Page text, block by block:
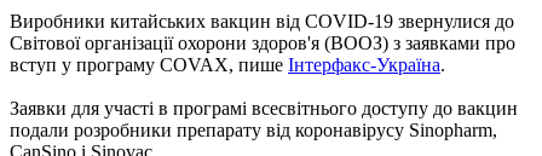
Виробники китайських вакцин від COVID-19 звернулися до
Світової організації охорони здоров'я (ВООЗ) з заявками про
вступ у програму COVAX, пише Інтерфакс-Україна.
Заявки для участі в програмі всесвітнього доступу до вакцин
подали розробники препарату від коронавірусу Sinopharm,
CanSino і Sinovac.